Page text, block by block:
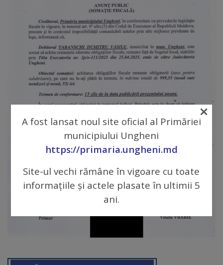
Galerii
foto
Administrație
Primărie
Primar
Viceprimari
Organigrama
Aparatul
primăriei
Regulamentul
de
A fost lansat noul site oficial al Primăriei
municipiului Ungheni
https://primaria.ungheni.md
Site-ul vechi rămâne în vigoare cu toate
informațiile și actele plasate în ultimii 5
ani.
×